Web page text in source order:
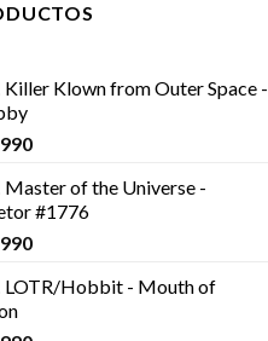
Killer Klown from Outer Space -
Master of the Universe -
#1776
LOTR/Hobbit - Mouth of